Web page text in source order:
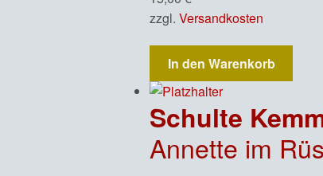
zzgl.Versandkosten
In den Warenkorb
Schulte
Annette im